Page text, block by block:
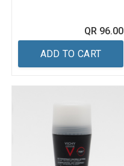
QR 96.00
ADD TO CART